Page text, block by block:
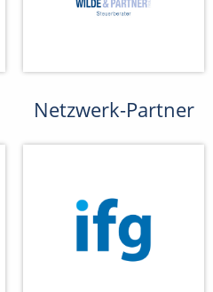
Netzwerk-Partner